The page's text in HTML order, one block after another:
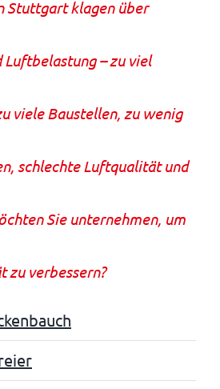
Stuttgart klagen über
Luftbelastung – zu viel
viele Baustellen, zu wenig
schlechte Luftqualität und
Sie unternehmen, um
zu verbessern?